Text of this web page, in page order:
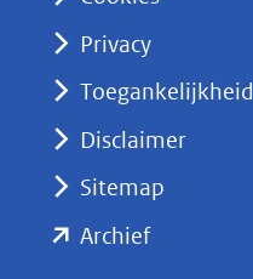
nieuw
naar
Privacy
Toegankelijkheid
Disclaimer
Sitemap
Archief(opent